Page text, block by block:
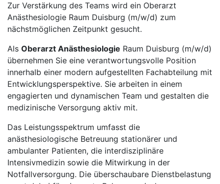
Zur Verstärkung des Teams wird ein Oberarzt
Anästhesiologie Raum Duisburg (m/w/d) zum
nächstmöglichen Zeitpunkt gesucht.
Als Oberarzt Anästhesiologie Raum Duisburg (m/w/d)
übernehmen Sie eine verantwortungsvolle Position
innerhalb einer modern aufgestellten Fachabteilung mit
Entwicklungsperspektive. Sie arbeiten in einem
engagierten und dynamischen Team und gestalten die
medizinische Versorgung aktiv mit.
Das Leistungsspektrum umfasst die
anästhesiologische Betreuung stationärer und
ambulanter Patienten, die interdisziplinäre
Intensivmedizin sowie die Mitwirkung in der
Notfallversorgung. Die überschaubare Dienstbelastung